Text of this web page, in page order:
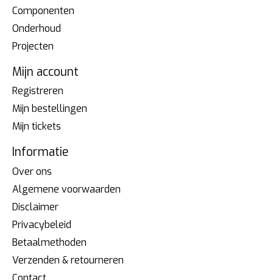
Componenten
Onderhoud
Projecten
Mijn account
Registreren
Mijn bestellingen
Mijn tickets
Informatie
Over ons
Algemene voorwaarden
Disclaimer
Privacybeleid
Betaalmethoden
Verzenden & retourneren